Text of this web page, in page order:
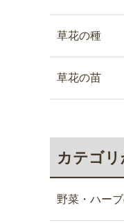
草花の種
草花の苗
カテゴ
野菜・ハー